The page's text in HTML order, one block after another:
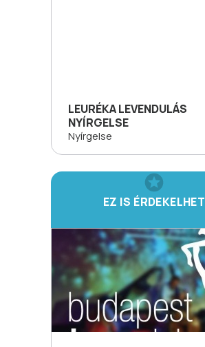
LEURÉKA LEVENDULÁS
NYÍRGELSE
Nyírgelse
EZ IS ÉRDEKELHET